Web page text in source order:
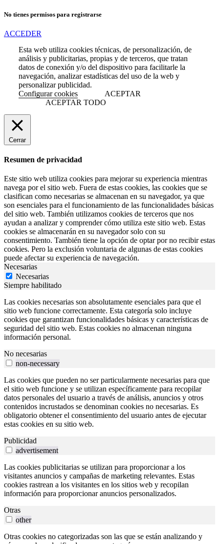
No tienes permisos para registrarse
ACCEDER
Esta web utiliza cookies técnicas, de personalización, de
análisis y publicitarias, propias y de terceros, que tratan
datos de conexión y/o del dispositivo para facilitarle la
navegación, analizar estadísticas del uso de la web y
personalizar publicidad.
Configurar cookies
ACEPTAR
ACEPTAR TODO
Cerrar
Resumen de privacidad
Este sitio web utiliza cookies para mejorar su experiencia mientras
navega por el sitio web. Fuera de estas cookies, las cookies que se
clasifican como necesarias se almacenan en su navegador, ya que
son esenciales para el funcionamiento de las funcionalidades básicas
del sitio web. También utilizamos cookies de terceros que nos
ayudan a analizar y comprender cómo utiliza este sitio web. Estas
cookies se almacenarán en su navegador solo con su
consentimiento. También tiene la opción de optar por no recibir estas
cookies. Pero la exclusión voluntaria de algunas de estas cookies
puede afectar su experiencia de navegación.
Necesarias
Necesarias
Siempre habilitado
Las cookies necesarias son absolutamente esenciales para que el
sitio web funcione correctamente. Esta categoría solo incluye
cookies que garantizan funcionalidades básicas y características de
seguridad del sitio web. Estas cookies no almacenan ninguna
información personal.
No necesarias
non-necessary
Las cookies que pueden no ser particularmente necesarias para que
el sitio web funcione y se utilizan específicamente para recopilar
datos personales del usuario a través de análisis, anuncios y otros
contenidos incrustados se denominan cookies no necesarias. Es
obligatorio obtener el consentimiento del usuario antes de ejecutar
estas cookies en su sitio web.
Publicidad
advertisement
Las cookies publicitarias se utilizan para proporcionar a los
visitantes anuncios y campañas de marketing relevantes. Estas
cookies rastrean a los visitantes en los sitios web y recopilan
información para proporcionar anuncios personalizados.
Otras
other
Otras cookies no categorizadas son las que se están analizando y